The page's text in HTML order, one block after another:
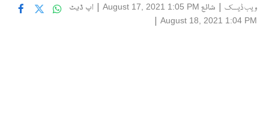
ویب ڈیسک | شائع August 17, 2021 1:05 PM
| اپ ڈیٹ
August 18, 2021 1:04 PM
|